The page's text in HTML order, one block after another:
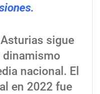
sigue
nacional. El
en 2022 fue